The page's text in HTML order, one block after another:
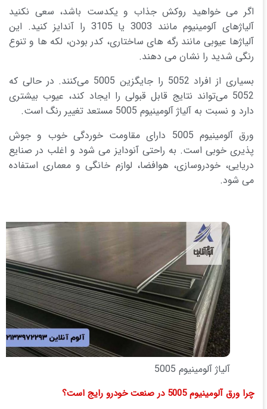
اگر می خواهید روکش جذاب و یکدست باشد، سعی نکنید
آلیاژهای آلومینیوم مانند 3003 یا 3105 را آندایز کنید. این
آلیاژها عیوبی مانند رگه های ساختاری، کدر بودن، لکه ها و تنوع
رنگی شدید را نشان می دهند.
بسیاری از افراد 5052 را جایگزین 5005 می‌کنند. در حالی که
5052 می‌تواند نتایج قابل قبولی را ایجاد کند، عیوب بیشتری
دارد و نسبت به آلیاژ آلومینیوم 5005 مستعد تغییر رنگ است.
ورق آلومینیوم 5005 دارای مقاومت خوردگی خوب و جوش
پذیری خوبی است. به راحتی آنودایز می شود و اغلب در صنایع
دریایی، خودروسازی، هوافضا، لوازم خانگی و معماری استفاده
می شود.
آلیاژ آلومینیوم 5005
چرا ورق آلومینیوم 5005 در صنعت خودرو رایج است؟